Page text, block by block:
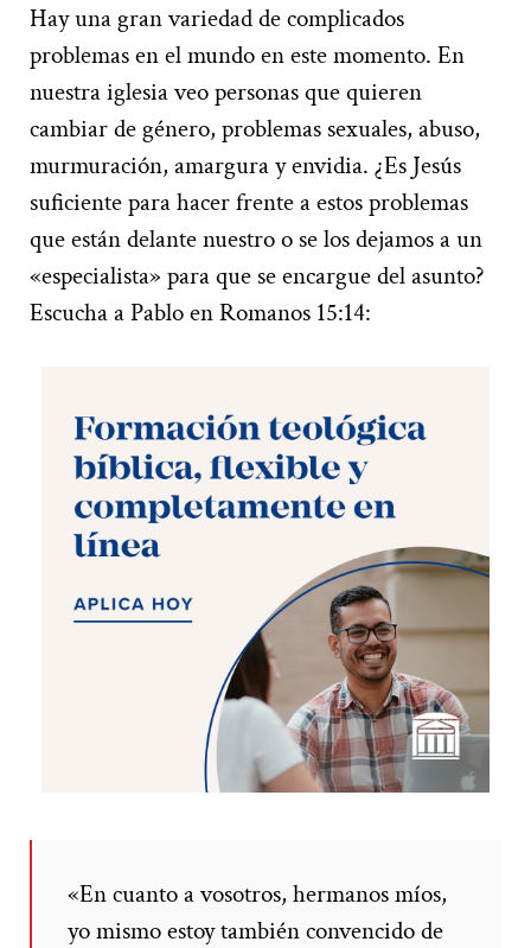
Hay una gran variedad de complicados
problemas en el mundo en este momento. En
nuestra iglesia veo personas que quieren
cambiar de género, problemas sexuales, abuso,
murmuración, amargura y envidia. ¿Es Jesús
suficiente para hacer frente a estos problemas
que están delante nuestro o se los dejamos a un
«especialista» para que se encargue del asunto?
Escucha a Pablo en Romanos 15:14:
«En cuanto a vosotros, hermanos míos,
yo mismo estoy también convencido de